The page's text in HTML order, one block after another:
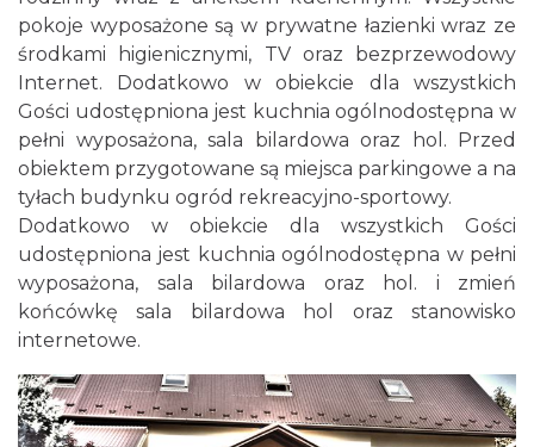
pokoje wyposażone są w prywatne łazienki wraz ze
środkami higienicznymi, TV oraz bezprzewodowy
Internet. Dodatkowo w obiekcie dla wszystkich
Gości udostępniona jest kuchnia ogólnodostępna w
pełni wyposażona, sala bilardowa oraz hol. Przed
obiektem przygotowane są miejsca parkingowe a na
tyłach budynku ogród rekreacyjno-sportowy.
Dodatkowo w obiekcie dla wszystkich Gości
udostępniona jest kuchnia ogólnodostępna w pełni
wyposażona, sala bilardowa oraz hol. i zmień
końcówkę sala bilardowa hol oraz stanowisko
internetowe.